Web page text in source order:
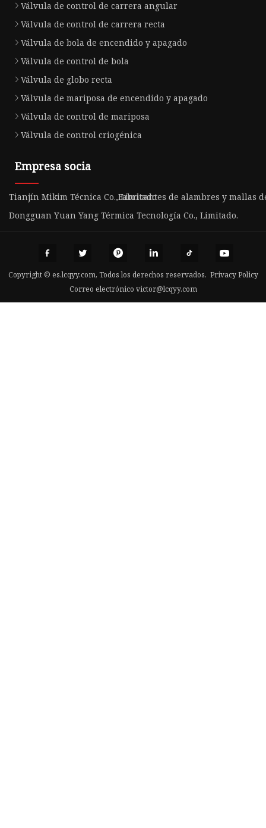
Válvula de control de carrera angular
Válvula de control de carrera recta
Válvula de bola de encendido y apagado
Válvula de control de bola
Válvula de globo recta
Válvula de mariposa de encendido y apagado
Válvula de control de mariposa
Válvula de control criogénica
Empresa socia
Tianjín Mikim Técnica Co., LimitadoFabricantes de alambres y mallas
Dongguan Yuan Yang Térmica Tecnología Co., Limitado.
Copyright © es.lcqyy.com, Todos los derechos reservados. Privacy Policy
Correo electrónico victor@lcqyy.com